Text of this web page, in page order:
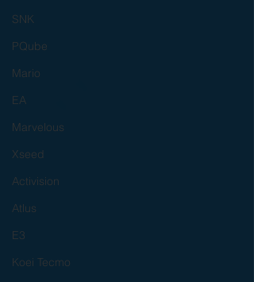
SNK
PQube
Mario
EA
Marvelous
Xseed
Activision
Atlus
E3
Koei Tecmo